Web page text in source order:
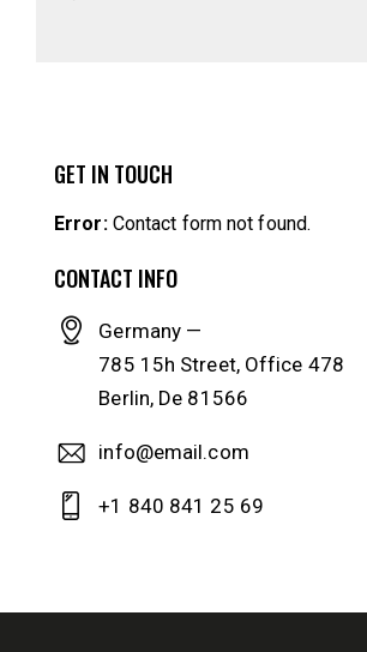
GET IN TOUCH
Error:Contact form not found.
CONTACT INFO
Germany —
785 15h Street, Office 478
Berlin, De 81566
info@email.com
+1 840 841 25 69